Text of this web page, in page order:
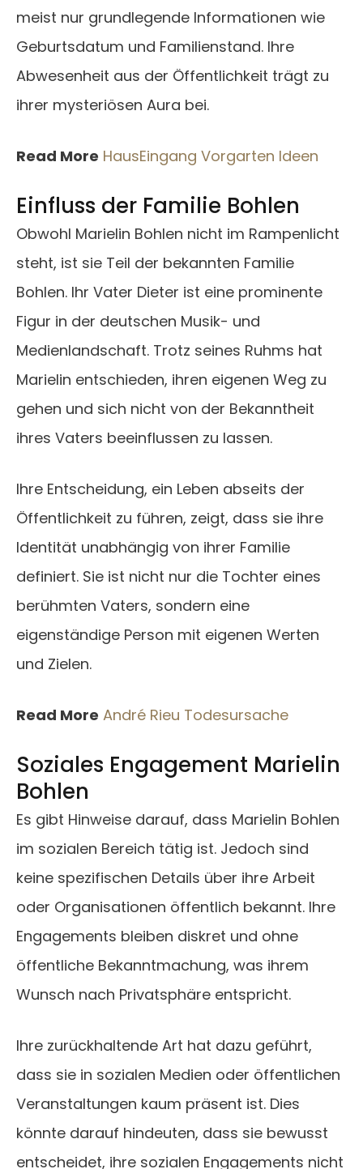
meist nur grundlegende Informationen wie
Geburtsdatum und Familienstand. Ihre
Abwesenheit aus der Öffentlichkeit trägt zu
ihrer mysteriösen Aura bei.
Read More HausEingang Vorgarten Ideen
Einfluss der Familie Bohlen
Obwohl Marielin Bohlen nicht im Rampenlicht
steht, ist sie Teil der bekannten Familie
Bohlen. Ihr Vater Dieter ist eine prominente
Figur in der deutschen Musik- und
Medienlandschaft. Trotz seines Ruhms hat
Marielin entschieden, ihren eigenen Weg zu
gehen und sich nicht von der Bekanntheit
ihres Vaters beeinflussen zu lassen.
Ihre Entscheidung, ein Leben abseits der
Öffentlichkeit zu führen, zeigt, dass sie ihre
Identität unabhängig von ihrer Familie
definiert. Sie ist nicht nur die Tochter eines
berühmten Vaters, sondern eine
eigenständige Person mit eigenen Werten
und Zielen.
Read More André Rieu Todesursache
Soziales Engagement Marielin
Bohlen
Es gibt Hinweise darauf, dass Marielin Bohlen
im sozialen Bereich tätig ist. Jedoch sind
keine spezifischen Details über ihre Arbeit
oder Organisationen öffentlich bekannt. Ihre
Engagements bleiben diskret und ohne
öffentliche Bekanntmachung, was ihrem
Wunsch nach Privatsphäre entspricht.
Ihre zurückhaltende Art hat dazu geführt,
dass sie in sozialen Medien oder öffentlichen
Veranstaltungen kaum präsent ist. Dies
könnte darauf hindeuten, dass sie bewusst
entscheidet, ihre sozialen Engagements nicht